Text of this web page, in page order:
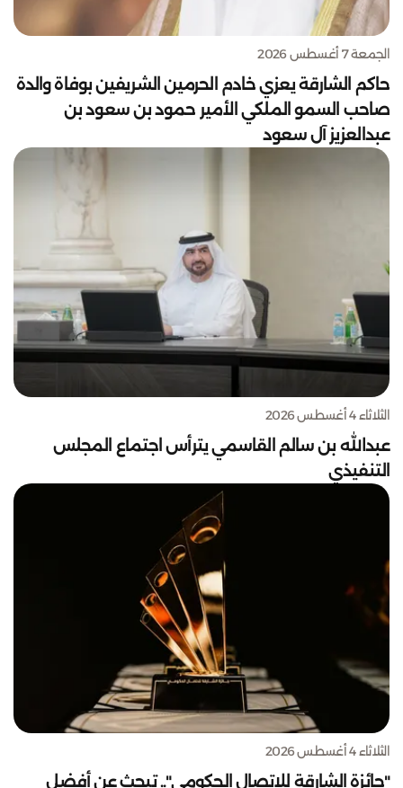
الجمعة 7 أغسطس 2026
حاكم الشارقة يعزي خادم الحرمين الشريفين بوفاة والدة
صاحب السمو الملكي الأمير حمود بن سعود بن
عبدالعزيز آل سعود
الثلاثاء 4 أغسطس 2026
عبدالله بن سالم القاسمي يترأس اجتماع المجلس
التنفيذي
الثلاثاء 4 أغسطس 2026
"جائزة الشارقة للاتصال الحكومي".. تبحث عن أفضل